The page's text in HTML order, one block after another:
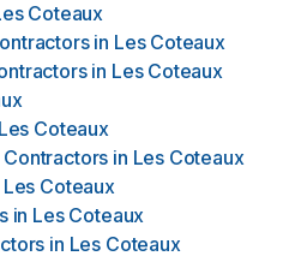
Coteaux
in Les Coteaux
in Les Coteaux
Les Coteaux
in Les Coteaux
Les Coteaux
in Les Coteaux
in Les Coteaux